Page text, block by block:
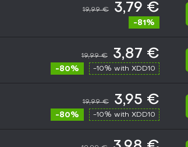
19,99 € 3,79 €
-81%
19,99 € 3,87 €
-80% -10% with XDD10
19,99 € 3,95 €
-80% -10% with XDD10